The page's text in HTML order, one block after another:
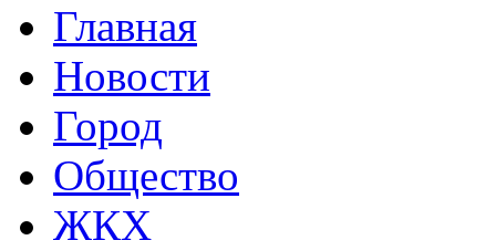
Главная
Новости
Город
Общество
ЖКХ